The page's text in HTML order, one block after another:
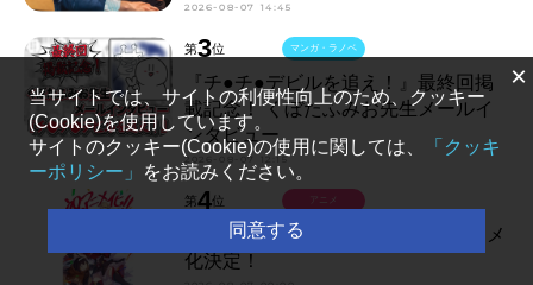
2026-08-07 14:45
第3位
『チ●チ●デビルを追え！』最終回掲
載記念！ くぼたふみお先生メールイ
ンタビュー
2026-08-07 12:15
マンガ・ラノベ
第4位
『Destiny Unchain Online』TVアニメ
化決定！
アニメ
×
当サイトでは、サイトの利便性向上のため、クッキー
(Cookie)を使用しています。
サイトのクッキー(Cookie)の使用に関しては、
「クッキ
ーポリシー」
をお読みください。
同意する